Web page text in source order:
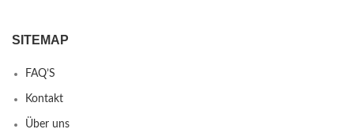
SITEMAP
FAQ’S
Kontakt
Über uns